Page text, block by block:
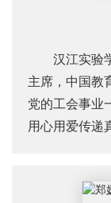
汉江实验
主席，中国教
党的工会事业
用心用爱传递